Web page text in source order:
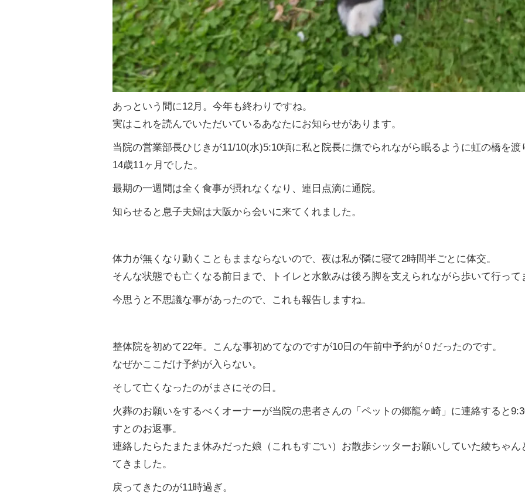
あっという間に12月。今年も終わりですね。
実はこれを読んでいただいているあなたにお知らせがあります。
当院の営業部長ひじきが11/10(水)5:10頃に私と院長に撫でられながら眠るように虹の橋を渡
14歳11ヶ月でした。
最期の一週間は全く食事が摂れなくなり、連日点滴に通院。
知らせると息子夫婦は大阪から会いに来てくれました。
体力が無くなり動くこともままならないので、夜は私が隣に寝て2時間半ごとに体交。
そんな状態でも亡くなる前日まで、トイレと水飲みは後ろ脚を支えられながら歩いて行って
今思うと不思議な事があったので、これも報告しますね。
整体院を初めて22年。こんな事初めてなのですが10 日の午前中予約が０だったのです。
なぜかここだけ予約が入らない。
そして亡くなったのがまさにその日。
火葬のお願いをするべくオーナーが当院の患者さんの「ペットの郷龍ヶ崎」に連絡すると
すとのお返事。
連絡したらたまたま休みだった娘（これもすごい）お散歩シッターお願いしていた綾ちゃん
てきました。
戻ってきたのが11時過ぎ。